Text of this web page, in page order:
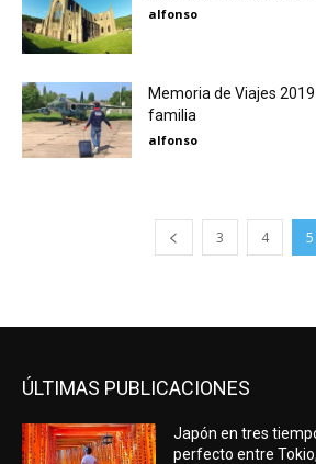
alfonso
Memoria de Viajes
familia
alfonso
3 4 5
ÚLTIMAS PUBLICACIONES
Japón en tres
perfecto entre